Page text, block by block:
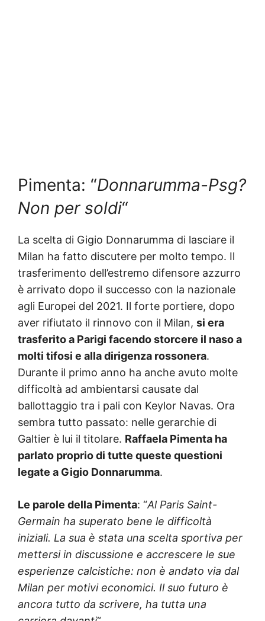
Pimenta: “Donnarumma-Psg?
Non per soldi“
La scelta di Gigio Donnarumma di lasciare il
Milan ha fatto discutere per molto tempo. Il
trasferimento dell’estremo difensore azzurro
è arrivato dopo il successo con la nazionale
agli Europei del 2021. Il forte portiere, dopo
aver rifiutato il rinnovo con il Milan, si era
trasferito a Parigi facendo storcere il naso a
molti tifosi e alla dirigenza rossonera.
Durante il primo anno ha anche avuto molte
difficoltà ad ambientarsi causate dal
ballottaggio tra i pali con Keylor Navas. Ora
sembra tutto passato: nelle gerarchie di
Galtier è lui il titolare. Raffaela Pimenta ha
parlato proprio di tutte queste questioni
legate a Gigio Donnarumma.
Le parole della Pimenta: “Al Paris Saint-
Germain ha superato bene le difficoltà
iniziali. La sua è stata una scelta sportiva per
mettersi in discussione e accrescere le sue
esperienze calcistiche: non è andato via dal
Milan per motivi economici. Il suo futuro è
ancora tutto da scrivere, ha tutta una